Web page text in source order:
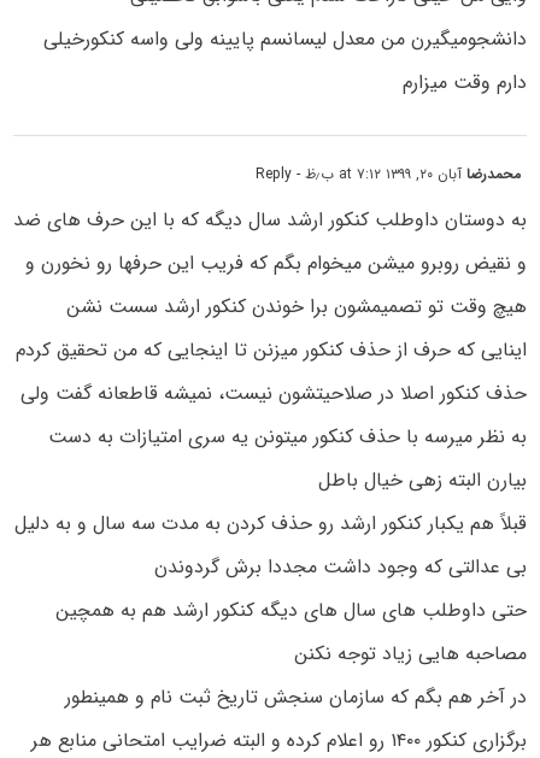
دانشجومیگیرن من معدل لیسانسم پایینه ولی واسه کنکورخیلی
دارم وقت میزارم
محمدرضاآبان ۲۰, ۱۳۹۹ at ۷:۱۲ ب٫ظ - Reply
به دوستان داوطلب کنکور ارشد سال دیگه که با این حرف های ضد
و نقیض روبرو میشن میخوام بگم که فریب این حرفها رو نخورن و
هیچ وقت تو تصمیمشون برا خوندن کنکور ارشد سست نشن
اینایی که حرف از حذف کنکور میزنن تا اینجایی که من تحقیق کردم
حذف کنکور اصلا در صلاحیتشون نیست، نمیشه قاطعانه گفت ولی
به نظر میرسه با حذف کنکور میتونن یه سری امتیازات به دست
بیارن البته زهی خیال باطل
قبلاً هم یکبار کنکور ارشد رو حذف کردن به مدت سه سال و به دلیل
بی عدالتی که وجود داشت مجددا برش گردوندن
حتی داوطلب های سال های دیگه کنکور ارشد هم به همچین
مصاحبه هایی زیاد توجه نکنن
در آخر هم بگم که سازمان سنجش تاریخ ثبت نام و همینطور
برگزاری کنکور ۱۴۰۰ رو اعلام کرده و البته ضرایب امتحانی منابع هر